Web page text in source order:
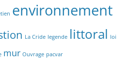
environnement
La Cride legende littoral loi
mur Ouvrage pacvar